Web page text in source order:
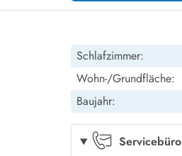
Schlafzimmer:
Wohn-/Grundfläche:
Baujahr:
Servicebüro